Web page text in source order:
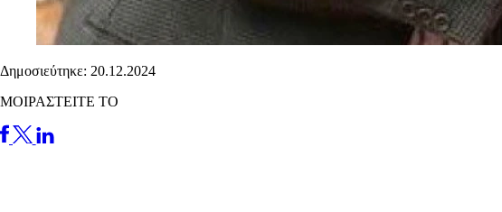
Δημοσιεύτηκε: 20.12.2024
ΜΟΙΡΑΣΤΕΙΤΕ ΤΟ